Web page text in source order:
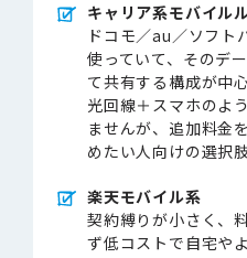
キャリア系モバイル
ドコモ／au／ソフト
使っていて、そのデ
て共有する構成が中心
光回線＋スマホのよ
ませんが、追加料金
めたい人向けの選択
楽天モバイル系
契約縛りが小さく、
ず低コストで自宅や